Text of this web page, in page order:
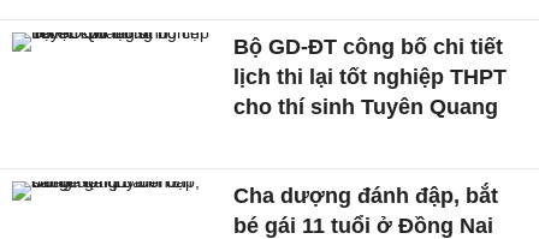
Bộ GD-ĐT công bố chi tiết
lịch thi lại tốt nghiệp THPT
cho thí sinh Tuyên Quang
Cha dượng đánh đập, bắt
bé gái 11 tuổi ở Đồng Nai